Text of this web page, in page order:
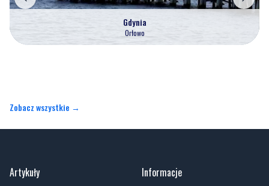
Artykuły
Kronika policyjna
Informacje
Kontakt